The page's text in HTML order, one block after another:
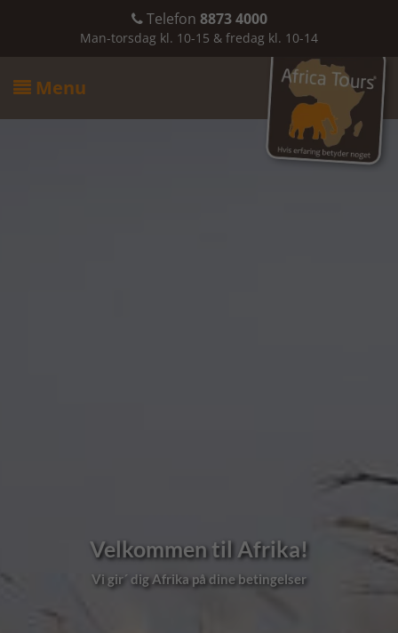
Telefon 8873 4000
Man-torsdag kl. 10-15 & fredag kl. 10-14
 Menu
Velkommen til Afrika!
Vi gir´ dig Afrika på dine betingelser